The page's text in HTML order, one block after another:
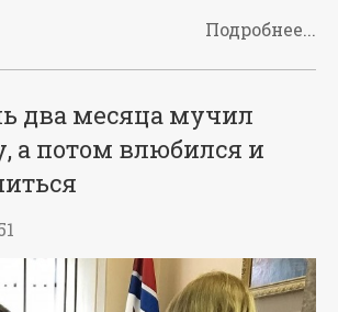
Подробнее...
два месяца мучил
а потом влюбился и